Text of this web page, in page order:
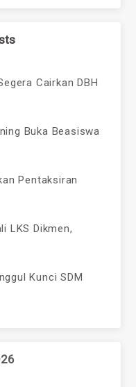
Cairkan DBH
Buka Beasiswa
Pentaksiran
LKS Dikmen,
Kunci SDM